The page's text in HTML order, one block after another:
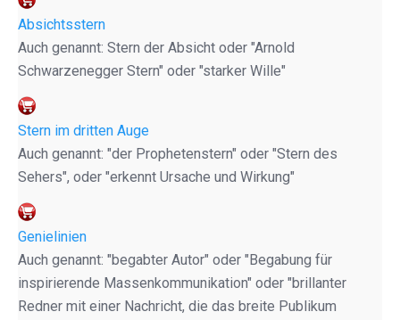
Absichtsstern
Auch genannt: Stern der Absicht oder "Arnold
Schwarzenegger Stern" oder "starker Wille"
Stern im dritten Auge
Auch genannt: "der Prophetenstern" oder "Stern des
Sehers", oder "erkennt Ursache und Wirkung"
Genielinien
Auch genannt: "begabter Autor" oder "Begabung für
inspirierende Massenkommunikation" oder "brillanter
Redner mit einer Nachricht, die das breite Publikum